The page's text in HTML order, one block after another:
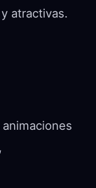
atractivas.
,